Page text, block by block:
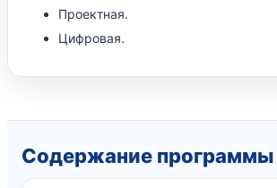
Проектная.
Цифровая.
Содержание программы